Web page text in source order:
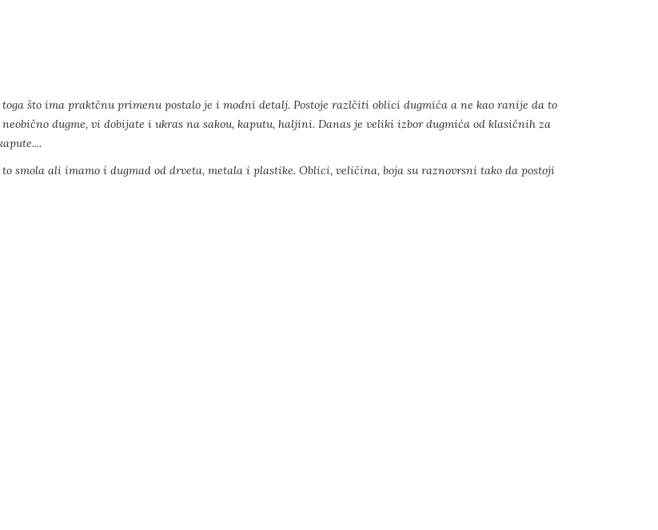
što ima praktčnu primenu postalo je i modni detalj. Postoje razlčiti oblici dugmića a ne kao ranije da to
dugme, vi dobijate i ukras na sakou, kaputu, haljini. Danas je veliki izbor dugmića od klasičnih za
smola ali imamo i dugmad od drveta, metala i plastike. Oblici, veličina, boja su raznovrsni tako da postoji